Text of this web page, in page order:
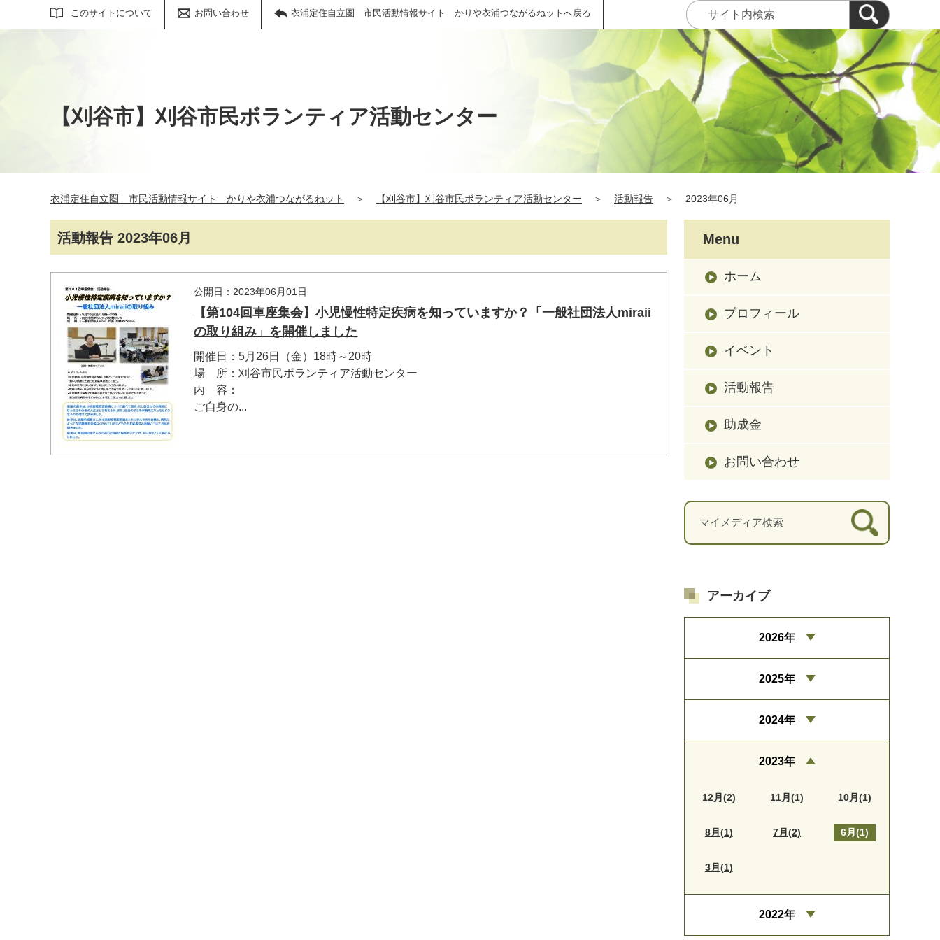
このサイトについて お問い合わせ 衣浦定住自立圏 市民活動情報サイト かりや衣浦つながるねットへ戻る
サイト内検索
【刈谷市】刈谷市民ボランティア活動センター
衣浦定住自立圏 市民活動情報サイト かりや衣浦つながるねット ＞ 【刈谷市】刈谷市民ボランティア活動センター ＞ 活動報告 ＞ 2023年06月
活動報告 2023年06月
公開日：2023年06月01日
【第104回車座集会】小児慢性特定疾病を知っていますか？「一般社団法人miraii
の取り組み」を開催しました
開催日：5月26日（金）18時～20時
場 所：刈谷市民ボランティア活動センター
内 容：
ご自身の...
Menu
ホーム
プロフィール
イベント
活動報告
助成金
お問い合わせ
アーカイブ
2026年
2025年
2024年
2023年
12月(2) 11月(1) 10月(1)
8月(1) 7月(2) 6月(1)
3月(1)
2022年